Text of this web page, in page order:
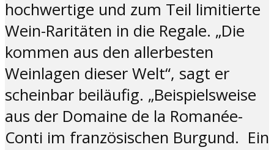
hochwertige und zum Teil limitierte
Wein-Raritäten in die Regale. „Die
kommen aus den allerbesten
Weinlagen dieser Welt“, sagt er
scheinbar beiläufig. „Beispielsweise
aus der Domaine de la Romanée-
Conti im französischen Burgund. Ein